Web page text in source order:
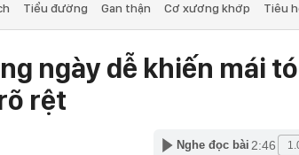
Tiểu đường Gan thận Cơ xương khớp Tiêu
ngày dễ khiến mái
rệt
Nghe đọc bài 2:46